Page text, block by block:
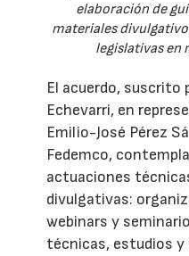
elaboración de
materiales
legislativas en
El acuerdo, suscrito
Echevarri, en
Emilio-José Pérez
Fedemco,
actuaciones
divulgativas:
webinars y
técnicas, estudios